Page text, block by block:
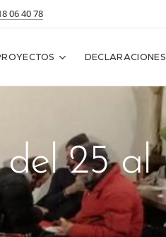
06 40 78
DECLARACIONES
25 al